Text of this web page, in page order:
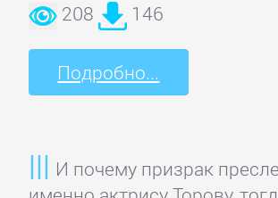
208 146
Подробно...
И почему призрак